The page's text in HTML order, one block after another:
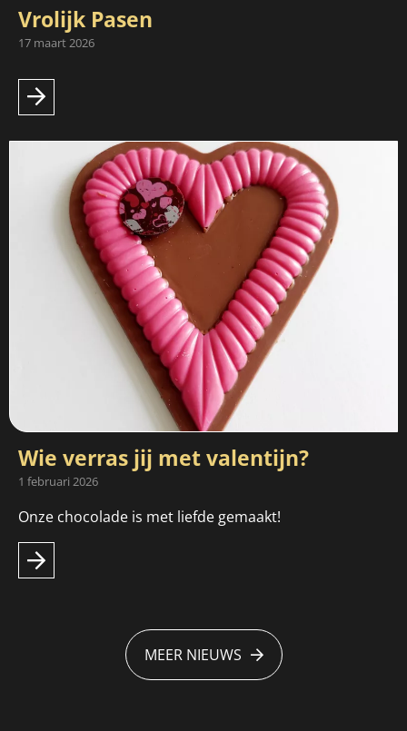
Vrolijk Pasen
17 maart 2026
Wie verras jij met valentijn?
1 februari 2026
Onze chocolade is met liefde gemaakt!
MEER NIEUWS